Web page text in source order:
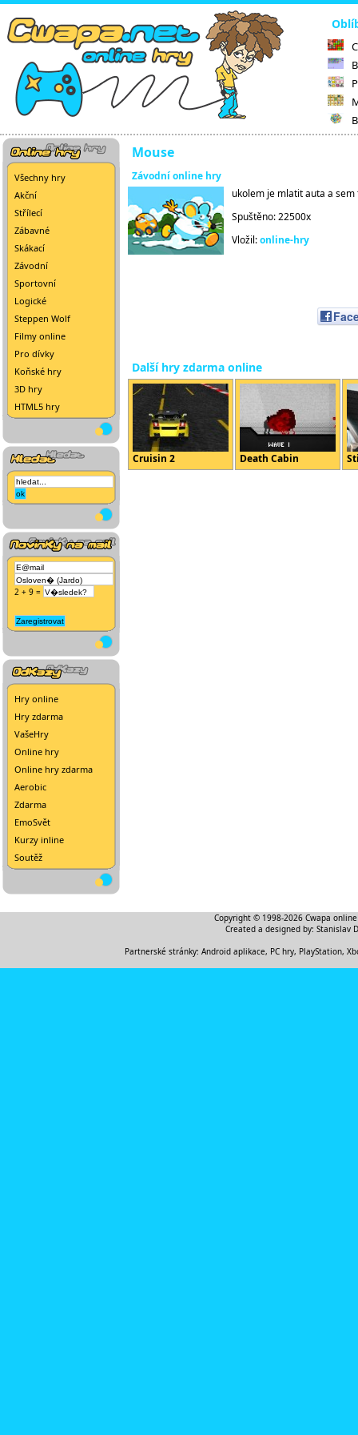
Všechny hry
Akční
Střílecí
Zábavné
Skákací
Závodní
Sportovní
Logické
Steppen Wolf
Filmy online
Pro dívky
Koňské hry
3D hry
HTML5 hry
2 + 9 =
Hry online
Hry zdarma
VašeHry
Online hry
Online hry zdarma
Aerobic
Zdarma
EmoSvět
Kurzy inline
Soutěž
Mouse
Závodní online hry
ukolem je mlatit auta a sem
Spuštěno: 22500x
Vložil:online-hry
Další hry zdarma online
Cruisin 2 Death Cabin
Copyright © 1998-2026 Cwapa
Created a designed by: Stanislav
Partnerské stránky: Android aplikace, PC hry, PlayStation,